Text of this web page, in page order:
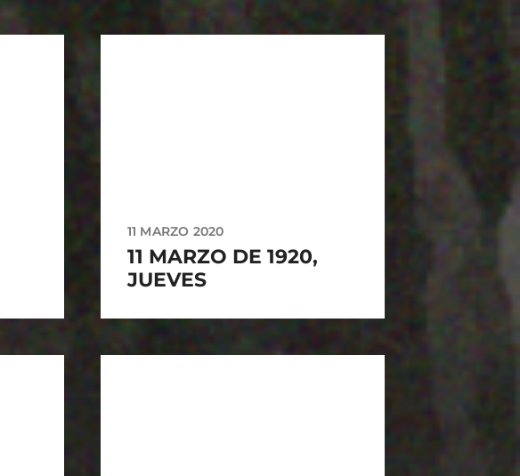
11 MARZO 2020
11 MARZO DE 1920,
JUEVES